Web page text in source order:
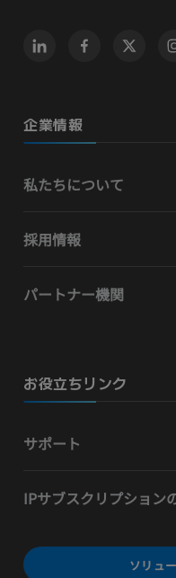
企業情報
私たちについて
採用情報
パートナー機関
お役立ちリンク
サポート
IPサブスクリプション
ソリュ